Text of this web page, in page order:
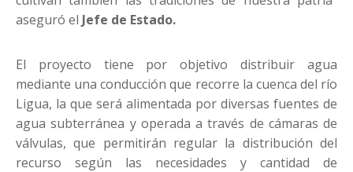
aseguró el Jefe de Estado.
El proyecto tiene por objetivo distribuir agua
mediante una conducción que recorre la cuenca del río
Ligua, la que será alimentada por diversas fuentes de
agua subterránea y operada a través de cámaras de
válvulas, que permitirán regular la distribución del
recurso según las necesidades y cantidad de